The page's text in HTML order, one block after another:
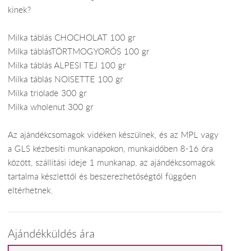
kinek?
Milka táblás CHOCHOLAT 100 gr
Milka táblásTÖRTMOGYORÓS 100 gr
Milka táblás ALPESI TEJ 100 gr
Milka táblás NOISETTE 100 gr
Milka triolade 300 gr
Milka wholenut 300 gr
Az ajándékcsomagok vidéken készülnek, és az MPL vagy
a GLS kézbesíti munkanapokon, munkaidőben 8-16 óra
között, szállítási ideje 1 munkanap, az ajándékcsomagok
tartalma készlettől és beszerezhetőségtől függően
eltérhetnek.
Ajándékküldés ára